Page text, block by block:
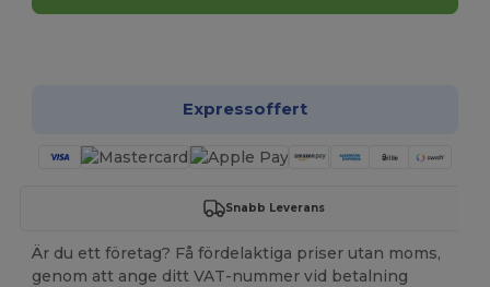
Expressoffert
Snabb Leverans
Är du ett företag? Få fördelaktiga priser utan moms,
genom att ange ditt VAT-nummer vid betalning